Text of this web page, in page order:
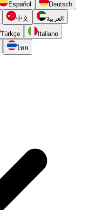
Español
Deutsch
中文 العربية
Türkçe
Italiano
ไทย